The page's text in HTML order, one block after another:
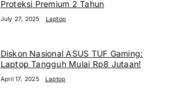
Proteksi Premium 2 Tahun
July 27, 2025 Laptop
Diskon Nasional ASUS TUF Gaming:
Laptop Tangguh Mulai Rp8 Jutaan!
April 17, 2025 Laptop